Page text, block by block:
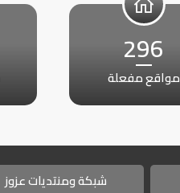
296
مواقع مفعلة
شبكة ومنتديات عزوز